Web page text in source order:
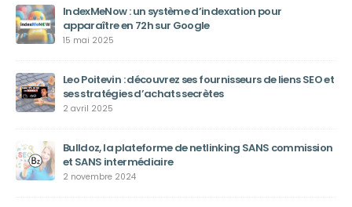
IndexMeNow : un système d’indexation pour
apparaître en 72h sur Google
15 mai 2025
Leo Poitevin : découvrez ses fournisseurs de liens SEO et
ses stratégies d’achats secrètes
2 avril 2025
Bulldoz, la plateforme de netlinking SANS commission
et SANS intermédiaire
2 novembre 2024